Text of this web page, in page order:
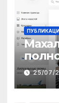
25/07/